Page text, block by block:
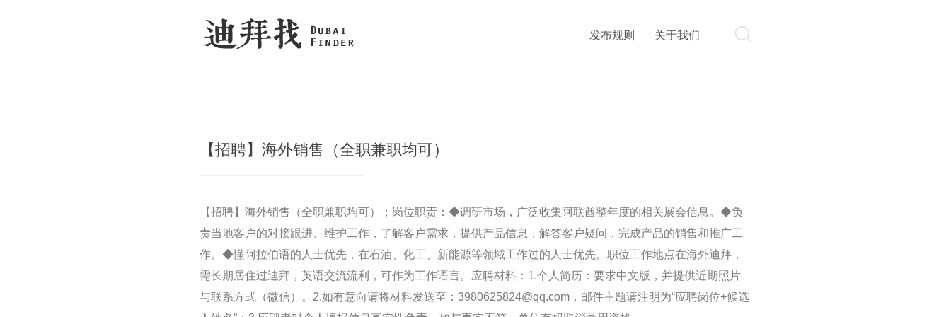

发布规则 关于我们
【招聘】海外销售（全职兼职均可）
【招聘】海外销售（全职兼职均可）；岗位职责：◆调研市场，广泛收集阿联酋整年度的相关展会信息。◆负
责当地客户的对接跟进、维护工作，了解客户需求，提供产品信息，解答客户疑问，完成产品的销售和推广工
作。◆懂阿拉伯语的人士优先，在石油、化工、新能源等领域工作过的人士优先。职位工作地点在海外迪拜，
需长期居住过迪拜，英语交流流利，可作为工作语言。应聘材料：1.个人简历：要求中文版，并提供近期照片
与联系方式（微信）。2.如有意向请将材料发送至：3980625824@qq.com，邮件主题请注明为“应聘岗位+候选